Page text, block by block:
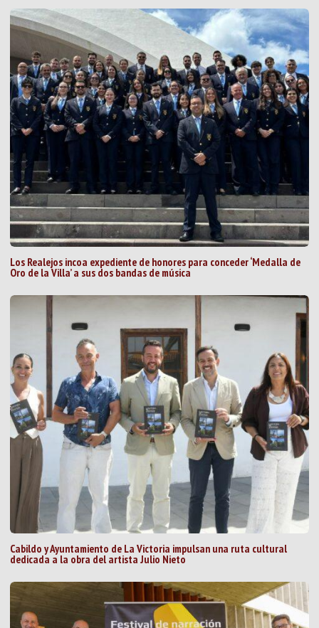
Los Realejos incoa expediente de honores para conceder ‘Medalla de
Oro de la Villa’ a sus dos bandas de música
Cabildo y Ayuntamiento de La Victoria impulsan una ruta cultural
dedicada a la obra del artista Julio Nieto